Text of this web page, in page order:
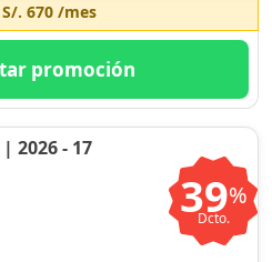
S/. 670/mes
promoción
| 2026 - 17
39%
Dcto.